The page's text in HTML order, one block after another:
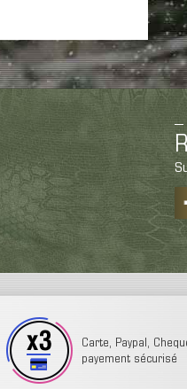
Carte, Paypal,
payement sécurisé